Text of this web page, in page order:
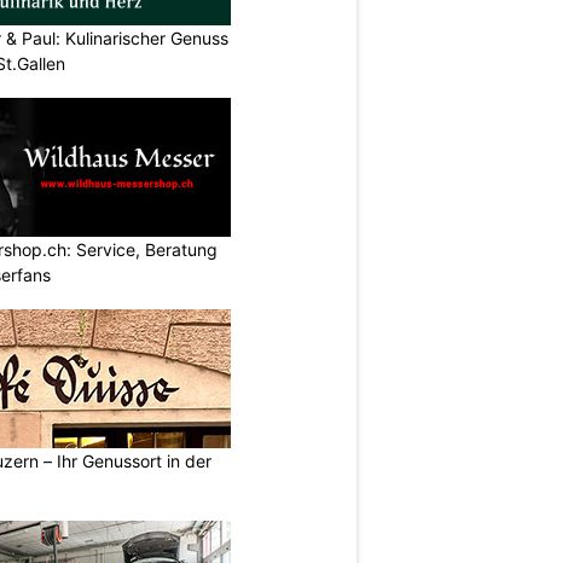
Paul: Kulinarischer Genuss
Service, Beratung
– Ihr Genussort in der